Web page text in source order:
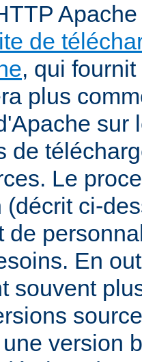
de
, qui
plus
sur
de
Le
(décrit ci-
de
En
souvent
version